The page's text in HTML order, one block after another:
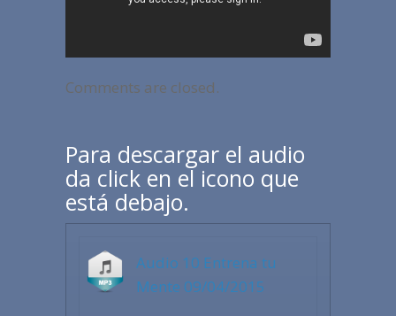
Comments are closed.
Para descargar el audio
da click en el icono que
está debajo.
Audio 10 Entrena tu
Mente 09/04/2015